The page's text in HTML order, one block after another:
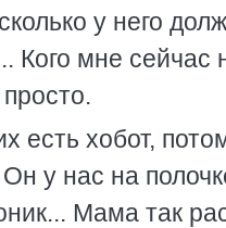
у него
Кого мне
есть хобот,
у нас на
Мама так